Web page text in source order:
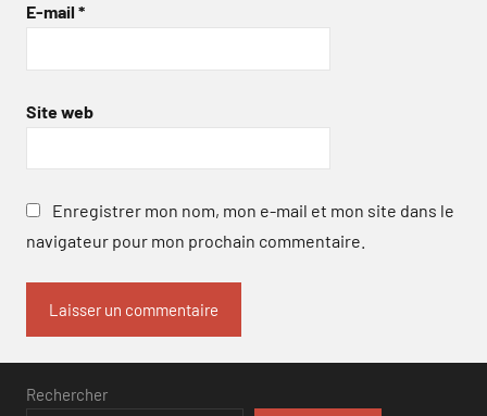
E-mail *
Site web
Enregistrer mon nom, mon e-mail et mon site dans le
navigateur pour mon prochain commentaire.
Rechercher